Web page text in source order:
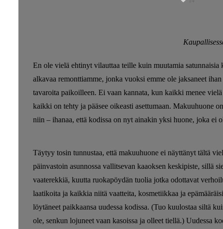
En ole vielä ehtinyt vilauttaa teille kuin muutamia satunnaisia
alkavaa remonttiamme, jonka vuoksi emme ole jaksaneet
tavaroita paikoilleen. Ei vaan kannata, kun kaikki menee
kaikki on tehty ja pääsee oikeasti asettumaan. Makuuhuone
niin – ihanaa, että kodissa on nyt ainakin yksi huone, joka ei
Täytyy tosin tunnustaa, että makuuhuone ei näyttänyt tältä
päinvastoin asunnossa vallitsevan kaaoksen keskipiste, sillä
vaaterekkiä, kuutta ruokapöydän tuolia jotka odottavat
laatikoita ja kaikkia niitä vaatteita, kosmetiikkaa ja
löytäneet paikkaansa uudessa kodissa. (Tuo kuulostaa siltä
ole, senkun lojuneet vaan kasoissa ja olleet tiellä.) Uudessa